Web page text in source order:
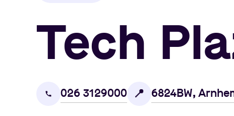
Tech
026 3129000 📍 6824BW,